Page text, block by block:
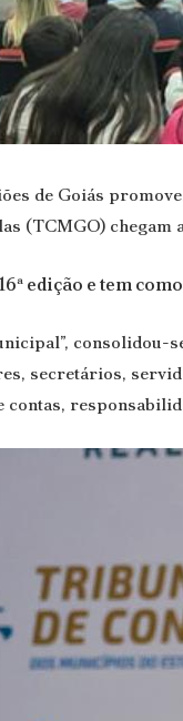
de Goiás
(TCMGO)
edição e tem
secretários,